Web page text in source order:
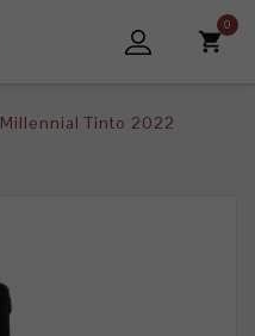
0
Millennial Tinto 2022